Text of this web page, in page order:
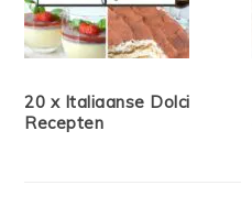
20 x Italiaanse Dolci
Recepten